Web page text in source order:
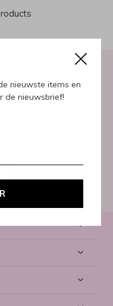
nieuwste items en
de nieuwsbrief!
onze
ABONNEER